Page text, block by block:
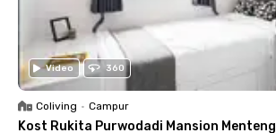
Video 360
Coliving • Campur
Kost Rukita Purwodadi Mansion Menteng